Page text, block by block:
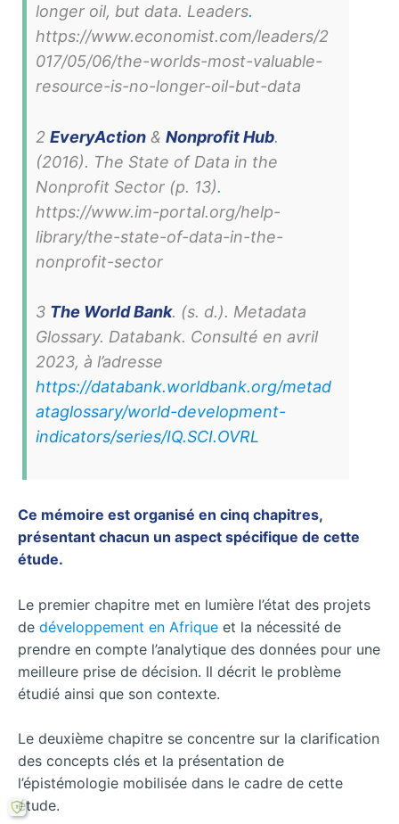
longer oil, but data. Leaders.
https://www.economist.com/leaders/2
017/05/06/the-worlds-most-valuable-
resource-is-no-longer-oil-but-data
2 EveryAction & Nonprofit Hub.
(2016). The State of Data in the
Nonprofit Sector (p. 13).
https://www.im-portal.org/help-
library/the-state-of-data-in-the-
nonprofit-sector
3 The World Bank. (s. d.). Metadata
Glossary. Databank. Consulté en avril
2023, à l’adresse
https://databank.worldbank.org/metad
ataglossary/world-development-
indicators/series/IQ.SCI.OVRL
Ce mémoire est organisé en cinq chapitres,
présentant chacun un aspect spécifique de cette
étude.
Le premier chapitre met en lumière l’état des projets
de développement en Afrique et la nécessité de
prendre en compte l’analytique des données pour une
meilleure prise de décision. Il décrit le problème
étudié ainsi que son contexte.
Le deuxième chapitre se concentre sur la clarification
des concepts clés et la présentation de
l’épistémologie mobilisée dans le cadre de cette
étude.